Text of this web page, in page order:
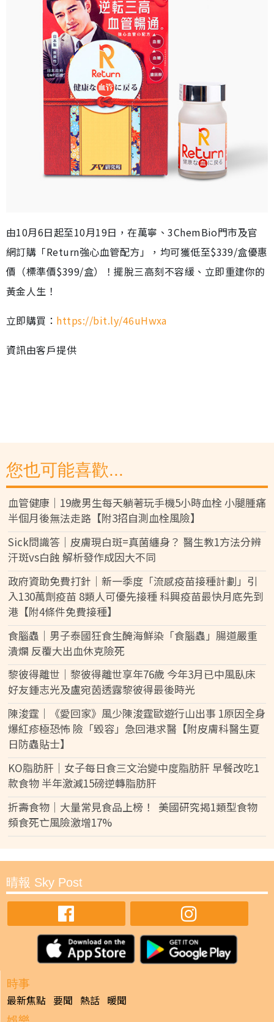
由10月6日起至10月19日，在萬寧、3ChemBio門市及官
網訂購「Return強心血管配方」，均可獲低至$339/盒優惠
價（標準價$399/盒）！擺脫三高刻不容緩、立即重建你的
黃金人生！
立即購買： https://bit.ly/46uHwxa
資訊由客戶提供
您也可能喜歡...
血管健康｜19歲男生每天躺著玩手機5小時血栓 小腿腫痛
半個月後無法走路【附3招自測血栓風險】
Sick問識答｜皮膚現白斑=真菌纏身？ 醫生教1方法分辨
汗斑vs白蝕 解析發作成因大不同
政府資助免費打針｜新一季度「流感疫苗接種計劃」引
入130萬劑疫苗 8類人可優先接種 科興疫苗最快月底先到
港【附4條件免費接種】
食腦蟲｜男子泰國狂食生醃海鮮染「食腦蟲」腸道嚴重
潰爛 反覆大出血休克險死
黎彼得離世｜黎彼得離世享年76歲 今年3月已中風臥床
好友鍾志光及盧宛茵透露黎彼得最後時光
陳浚霆｜《愛回家》風少陳浚霆歐遊行山出事 1原因全身
爆紅疹極恐怖 險「毀容」急回港求醫【附皮膚科醫生夏
日防蟲貼士】
KO脂肪肝｜女子每日食三文治變中度脂肪肝 早餐改吃1
款食物 半年激減15磅逆轉脂肪肝
折壽食物｜大量常見食品上榜！ 美國研究揭1類型食物
頻食死亡風險激增17%
晴報 Sky Post
時事
最新焦點 要聞 熱話 暖聞